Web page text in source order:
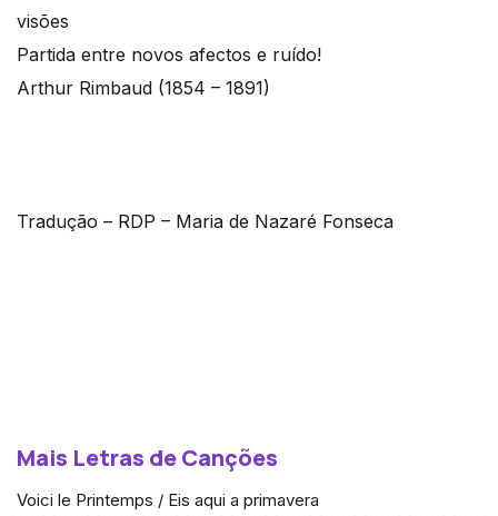
visões
Partida entre novos afectos e ruído!
Arthur Rimbaud (1854 – 1891)
Tradução – RDP – Maria de Nazaré Fonseca
Mais Letras de Canções
Voici le Printemps / Eis aqui a primavera